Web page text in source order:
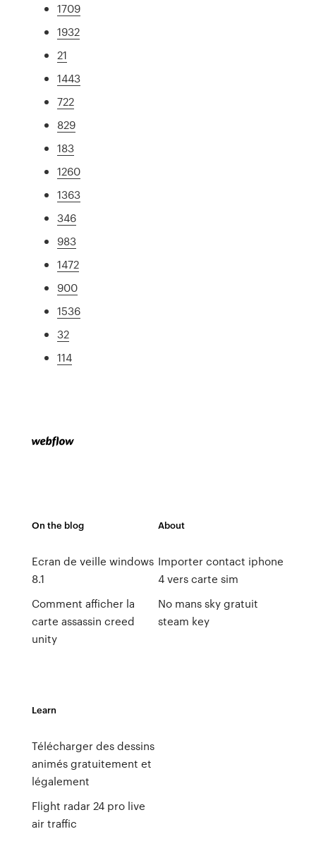
1709
1932
21
1443
722
829
183
1260
1363
346
983
1472
900
1536
32
114
On the blog
Ecran de veille windows
8.1
Comment afficher la
carte assassin creed
unity
About
Importer contact iphone
4 vers carte sim
No mans sky gratuit
steam key
Learn
Télécharger des dessins
animés gratuitement et
légalement
Flight radar 24 pro live
air traffic